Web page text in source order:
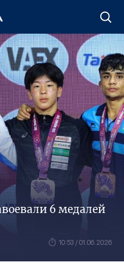
6 медалей
10:53 / 01.06.2026